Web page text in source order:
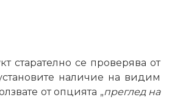
старателно се проверява от
наличие на видим
от опцията „преглед на